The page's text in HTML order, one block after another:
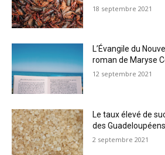
18 septembre 2021
L’Évangile du
roman de Maryse
12 septembre 2021
Le taux élevé de
des
2 septembre 2021